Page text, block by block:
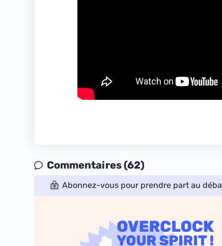
Commentaires (62)
Abonnez-vous pour prendre part au